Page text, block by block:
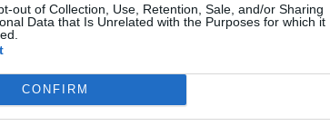
out of Collection, Use, Retention, Sale, and/or Sharing
Data that Is Unrelated with the Purposes for which it
CONFIRM